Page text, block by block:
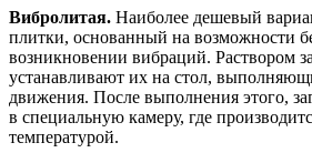
Вибролитая. Наиболее дешевый
плитки, основанный на возможности
возникновении вибраций. Раствором
устанавливают их на стол,
движения. После выполнения этого,
в специальную камеру, где
температурой.